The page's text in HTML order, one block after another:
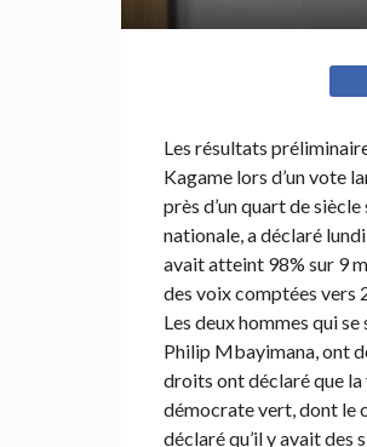
Les résultats
Kagame lors d’un vote
près d’un quart de
nationale, a déclaré
avait atteint 98% sur 9
des voix comptées vers
Les deux hommes qui
Philip Mbayimana, ont
droits ont déclaré que
démocrate vert, dont le
déclaré qu’il y avait des